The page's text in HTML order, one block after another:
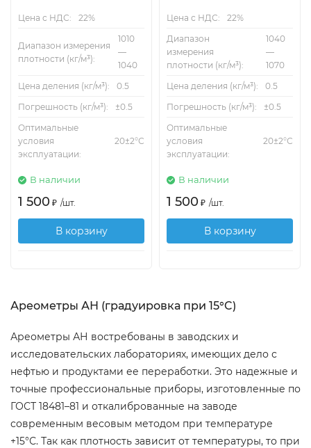
Цена с НДС: 22%
Диапазон измерения
плотности (кг/м³):
1010
—
1040
Цена деления (кг/м³):
0.5
Погрешность (кг/м³):
±0.5
Оптимальные
условия
эксплуатации:
20±2°С
В наличии
1 500 ₽ /шт.
В корзину
Цена с НДС:
22%
Диапазон
измерения
плотности (кг/м³):
1040
—
1070
Цена деления (кг/м³):
0.5
Погрешность (кг/м³):
±0.5
Оптимальные
условия
эксплуатации:
20±2°С
В наличии
1 500 ₽ /шт.
В корзину
Ареометры АН (градуировка при 15°C)
Ареометры АН востребованы в заводских и
исследовательских лабораториях, имеющих дело с
нефтью и продуктами ее переработки. Это надежные и
точные профессиональные приборы, изготовленные по
ГОСТ 18481–81 и откалиброванные на заводе
современным весовым методом при температуре
+15°С. Так как плотность зависит от температуры, то при